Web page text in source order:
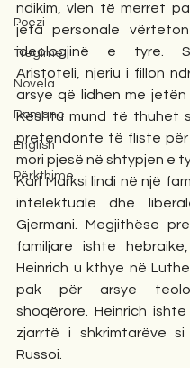
Poezi
Tregime
Novela
Romane
English
Përkthime
ndikim, vlen të merret
jeta personale
ideologjinë e tyre.
Aristoteli, njeriu i fillon
arsye që lidhen me
Kështu mund të thuhet
pretendonte të fliste
mori pjesë në shtypjen e
Karl Marksi lindi në një
intelektuale dhe
Gjermani. Megjithëse
familjare ishte
Heinrich u kthye në
pak për arsye
shoqërore. Heinrich
zjarrtë i shkrimtarëve
Russoi.